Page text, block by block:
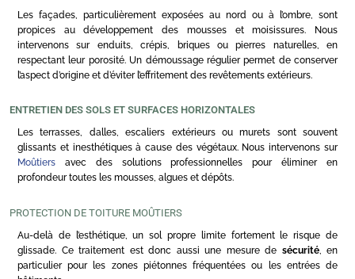
Les façades, particulièrement exposées au nord ou à l’ombre, sont
propices au développement des mousses et moisissures. Nous
intervenons sur enduits, crépis, briques ou pierres naturelles, en
respectant leur porosité. Un démoussage régulier permet de conserver
l’aspect d’origine et d’éviter l’effritement des revêtements extérieurs.
ENTRETIEN DES SOLS ET SURFACES HORIZONTALES
Les terrasses, dalles, escaliers extérieurs ou murets sont souvent
glissants et inesthétiques à cause des végétaux. Nous intervenons sur
Moûtiers avec des solutions professionnelles pour éliminer en
profondeur toutes les mousses, algues et dépôts.
PROTECTION DE TOITURE MOÛTIERS
Au-delà de l’esthétique, un sol propre limite fortement le risque de
glissade. Ce traitement est donc aussi une mesure de sécurité, en
particulier pour les zones piétonnes fréquentées ou les entrées de